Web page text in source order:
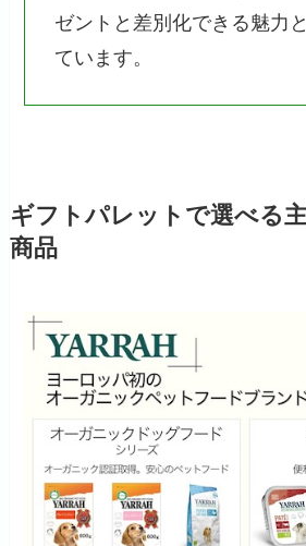
ゼントと差別化できる魅力
ています。
ギフトパレットで選べる
商品